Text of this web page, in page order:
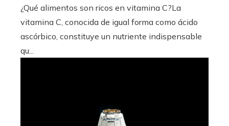
¿Qué alimentos son ricos en vitamina C?La
vitamina C, conocida de igual forma como ácido
ascórbico, constituye un nutriente indispensable
qu...